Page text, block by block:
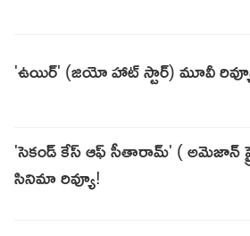
'ఉయిర్' (జియో హాట్ స్టార్) మూవీ
'సెకండ్ కేస్ ఆఫ్ సీతారామ్' ( అమెజాన్
సినిమా రివ్యూ!